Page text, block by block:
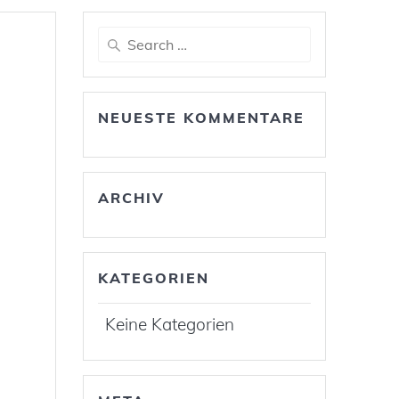
Search
NEUESTE KOMMENTARE
ARCHIV
KATEGORIEN
Keine Kategorien